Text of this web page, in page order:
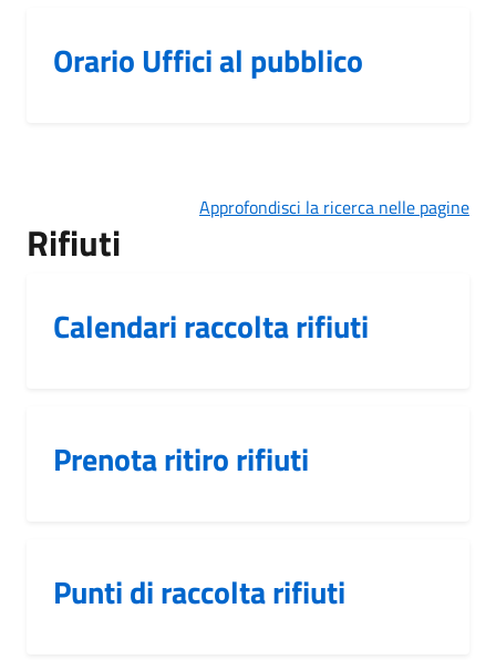
Orario Uffici al pubblico
Approfondisci la ricerca nelle pagine
Rifiuti
Calendari raccolta rifiuti
Prenota ritiro rifiuti
Punti di raccolta rifiuti